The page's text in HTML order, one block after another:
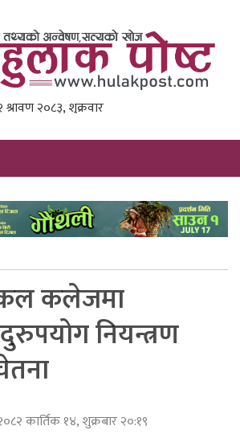
कलेजमा
नियन्त्रण
कार्तिक १४, शुक्रबार २०:१९